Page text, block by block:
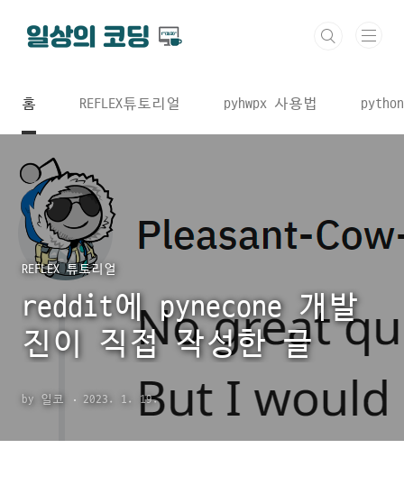
홈 REFLEX튜토리얼 pyhwpx 사용법
REFLEX 튜토리얼
reddit에 pynecone 개발
진이 직접 작성한 글
by 일코 2023. 1. 19.